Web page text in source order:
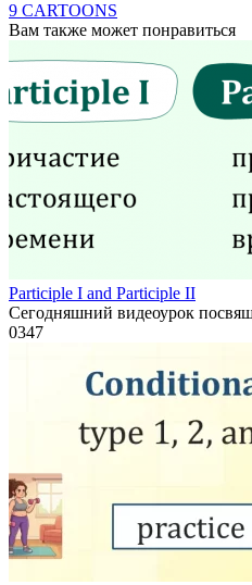
9 CARTOONS
Вам также может понравиться
Participle I and Participle II
Сегодняшний видеоурок
0347